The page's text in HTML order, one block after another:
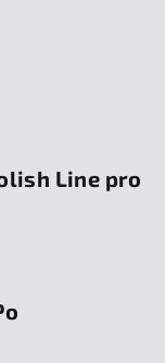
Line pro